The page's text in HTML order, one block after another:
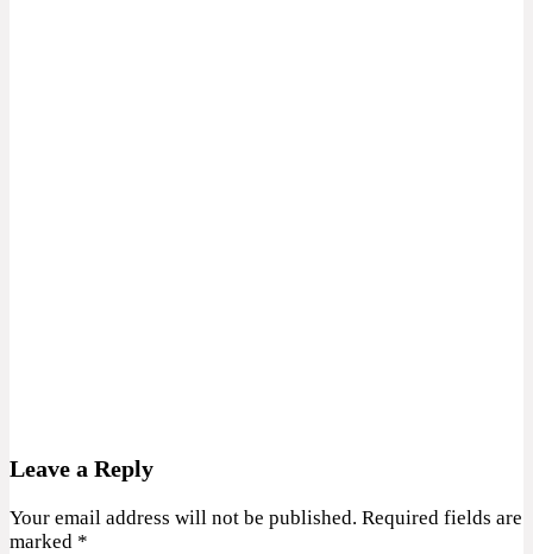
Leave a Reply
Your email address will not be published. Required fields are
marked *